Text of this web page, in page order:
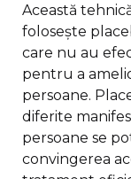
Această
folosește
care nu au
pentru a
persoane.
diferite
persoane se
convingerea